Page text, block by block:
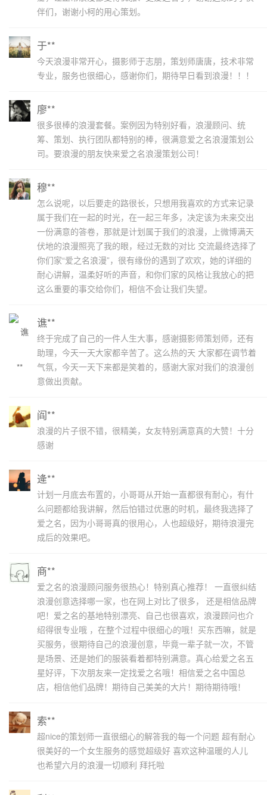
伴们，谢谢小柯的用心策划。
于**
今天浪漫非常开心，摄影师于志朋，策划师唐唐，技术非常
专业，服务也很细心，感谢你们，期待早日看到浪漫！！！
廖**
很多很棒的浪漫套餐。案例因为特别好看，浪漫顾问、统
筹、策划、执行团队都特别的棒，很满意爱之名浪漫策划公
司。要浪漫的朋友快来爱之名浪漫策划公司！
穆**
怎么说呢，以后要走的路很长，只想用我喜欢的方式来记录
属于我们在一起的时光，在一起三年多，决定该为未来交出
一份满意的答卷，那就是计划属于我们的浪漫，上微博满天
伏地的浪漫照亮了我的眼，经过无数的对比 交流最终选择了
你们家“爱之名浪漫”，很有缘份的遇到了欢欢，她的详细的
耐心讲解，温柔好听的声音，和你们家的风格让我放心的把
这么重要的事交给你们，相信不会让我们失望。
谯**
终于完成了自己的一件人生大事，感谢摄影师策划师，还有
助理，今天一天大家都辛苦了。这么热的天 大家都在调节着
气氛，今天一天下来都是笑着的，感谢大家对我们的浪漫创
意做出贡献。
阎**
浪漫的片子很不错，很精美，女友特别满意真的大赞！十分
感谢
逄**
计划一月底去布置的，小哥哥从开始一直都很有耐心，有什
么问题都给我讲解，然后怕错过优惠的时机，最终我选择了
爱之名，因为小哥哥真的很用心，人也超级好，期待浪漫完
成后的效果吧。
商**
爱之名的浪漫顾问服务很热心！特别真心推荐！ 一直很纠结
浪漫创意选择哪一家，也在网上对比了很多， 还是相信品牌
吧！爱之名的基地特别漂亮、自己也很喜欢，浪漫顾问也介
绍得很专业哦 ，在整个过程中很细心的哦！买东西嘛，就是
买服务，很期待自己的浪漫创意，毕竟一辈子就一次，不管
是场景、还是她们的服装看着都特别满意。真心给爱之名五
星好评，下次朋友来一定找爱之名哦！相信爱之名中国总
店，相信他们品牌！期待自己美美的大片！期待期待哦！
索**
超nice的策划师一直很细心的解答我的每一个问题 超有耐心
很美好的一个女生服务的感觉超级好 喜欢这种温暖的人儿
也希望六月的浪漫一切顺利 拜托啦